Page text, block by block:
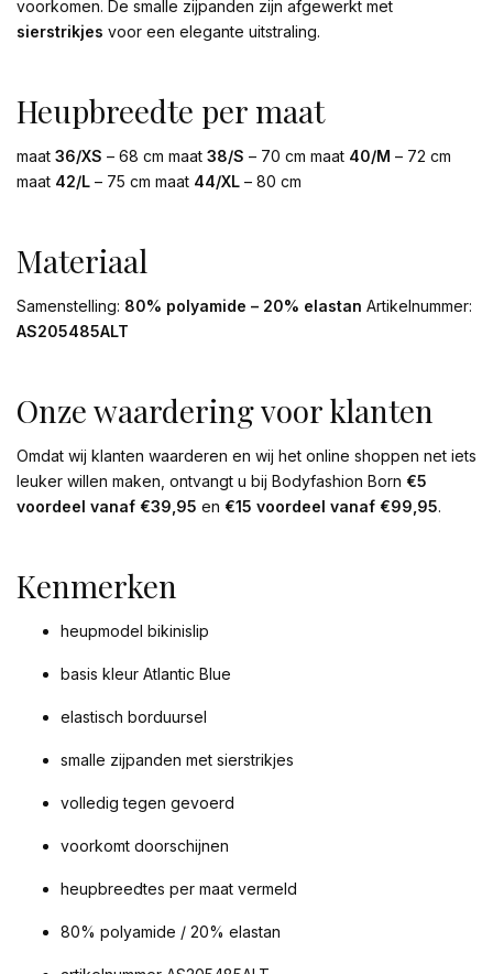
voorkomen. De smalle zijpanden zijn afgewerkt met
sierstrikjes voor een elegante uitstraling.
Heupbreedte per maat
maat 36/XS – 68 cm maat 38/S – 70 cm maat 40/M – 72 cm
maat 42/L – 75 cm maat 44/XL – 80 cm
Materiaal
Samenstelling: 80% polyamide – 20% elastan Artikelnummer:
AS205485ALT
Onze waardering voor klanten
Omdat wij klanten waarderen en wij het online shoppen net iets
leuker willen maken, ontvangt u bij Bodyfashion Born €5
voordeel vanaf €39,95 en €15 voordeel vanaf €99,95.
Kenmerken
heupmodel bikinislip
basis kleur Atlantic Blue
elastisch borduursel
smalle zijpanden met sierstrikjes
volledig tegen gevoerd
voorkomt doorschijnen
heupbreedtes per maat vermeld
80% polyamide / 20% elastan